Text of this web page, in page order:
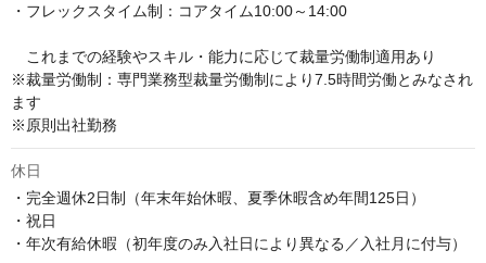
・フレックスタイム制：コアタイム10:00～14:00
これまでの経験やスキル・能力に応じて裁量労働制適用あり
※裁量労働制：専門業務型裁量労働制により7.5時間労働とみなされ
ます
※原則出社勤務
休日
・完全週休2日制（年末年始休暇、夏季休暇含め年間125日）
・祝日
・年次有給休暇（初年度のみ入社日により異なる／入社月に付与）